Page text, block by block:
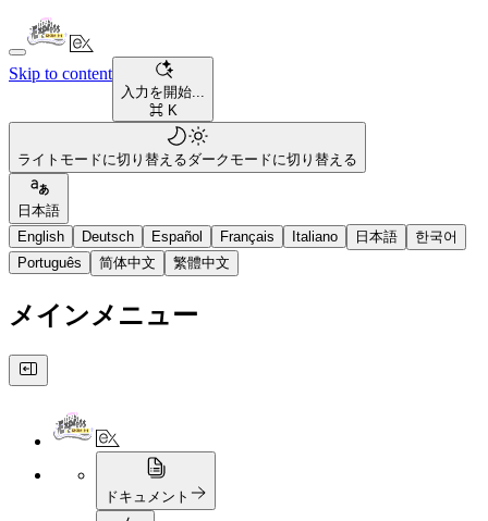
Skip to content
入力を開始...
⌘ K
ライトモードに切り替えるダークモードに切り替える
日本語
English
Deutsch Español Français Italiano 日本語
한국어
Português
简体中文 繁體中文
メインメニュー
ドキュメント